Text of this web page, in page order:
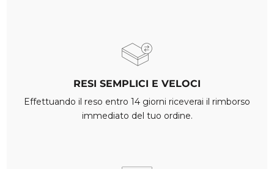
RESI SEMPLICI E VELOCI
Effettuando il reso entro 14 giorni riceverai il rimborso
immediato del tuo ordine.